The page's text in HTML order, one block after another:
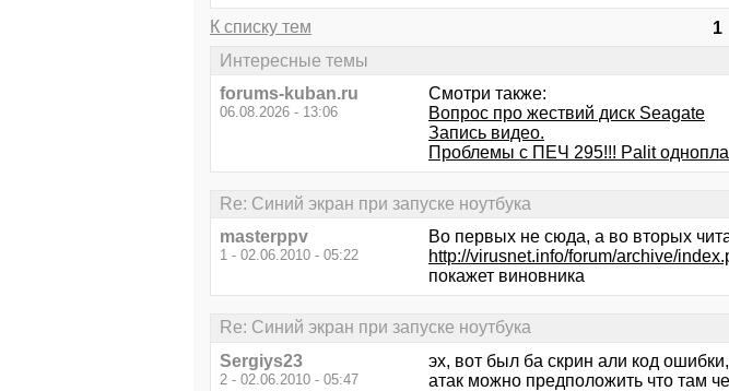
К списку тем 1
Интересные темы
forums-kuban.ru
06.08.2026 - 13:06
Смотри также:
Вопрос про жествий диск Seagate
Запись видео.
Проблемы с ПЕЧ 295!!! Palit
Re: Синий экран при запуске ноутбука
masterppv
1 - 02.06.2010 - 05:22
Во первых не сюда, а во вторых
http://virusnet.info/forum/archive/
покажет виновника
Re: Синий экран при запуске ноутбука
Sergiys23
2 - 02.06.2010 - 05:47
эх, вот был ба скрин али код ошибки,
атак можно предположить что там